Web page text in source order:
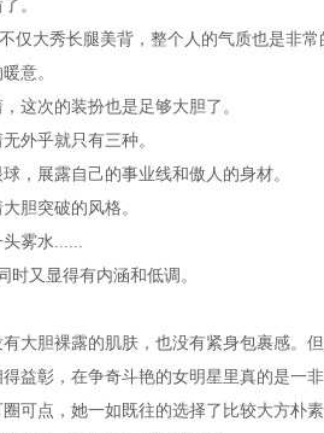
。
仅大秀长腿美背，整个人的气质也是非常
意。
这次的装扮也是足够大胆了。
外乎就只有三种。
，展露自己的事业线和傲人的身材。
胆突破的风格。
雾水......
又显得有内涵和低调。
大胆裸露的肌肤，也没有紧身包裹感。
益彰，在争奇斗艳的女明星里真的是一非
可点，她一如既往的选择了比较大方朴